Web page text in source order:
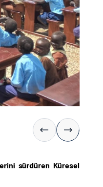
sürdüren Küresel